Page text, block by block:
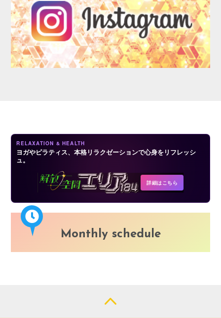
AUDITION
RELAXATION & HEALTH
ヨガやピラティス、本格リラクゼーションで心身をリフレッシ
ュ。
詳細はこちら
Monthly schedule